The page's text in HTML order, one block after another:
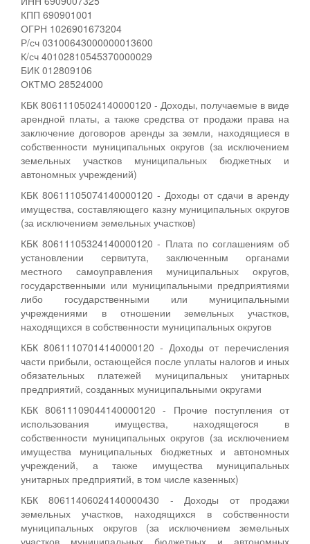
КПП 690901001
ОГРН 1026901673204
Р/сч 03100643000000013600
К/сч 40102810545370000029
БИК 012809106
ОКТМО 28524000
КБК 80611105024140000120 - Доходы, получаемые в виде
арендной платы, а также средства от продажи права на
заключение договоров аренды за земли, находящиеся в
собственности муниципальных округов (за исключением
земельных участков муниципальных бюджетных и
автономных учреждений)
КБК 80611105074140000120 - Доходы от сдачи в аренду
имущества, составляющего казну муниципальных округов
(за исключением земельных участков)
КБК 80611105324140000120 - Плата по соглашениям об
установлении сервитута, заключенным органами
местного самоуправления муниципальных округов,
государственными или муниципальными предприятиями
либо государственными или муниципальными
учреждениями в отношении земельных участков,
находящихся в собственности муниципальных округов
КБК 80611107014140000120 - Доходы от перечисления
части прибыли, остающейся после уплаты налогов и иных
обязательных платежей муниципальных унитарных
предприятий, созданных муниципальными округами
КБК 80611109044140000120 - Прочие поступления от
использования имущества, находящегося в
собственности муниципальных округов (за исключением
имущества муниципальных бюджетных и автономных
учреждений, а также имущества муниципальных
унитарных предприятий, в том числе казенных)
КБК 80611406024140000430 - Доходы от продажи
земельных участков, находящихся в собственности
муниципальных округов (за исключением земельных
участков муниципальных бюджетных и автономных